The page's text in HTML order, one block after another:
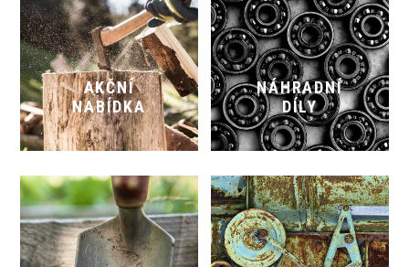
AKČNÍ
NABÍDKA
NÁHRADNÍ
DÍLY